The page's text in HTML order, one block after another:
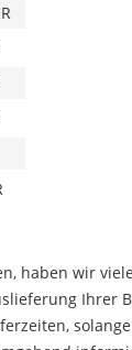
haben wir
Ihrer